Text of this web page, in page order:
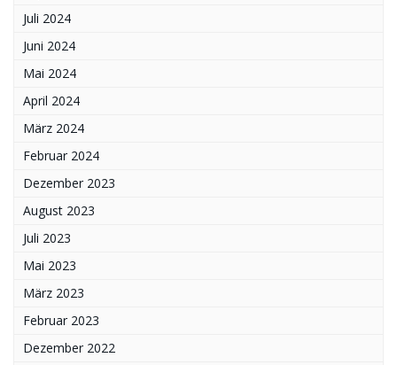
Juli 2024
Juni 2024
Mai 2024
April 2024
März 2024
Februar 2024
Dezember 2023
August 2023
Juli 2023
Mai 2023
März 2023
Februar 2023
Dezember 2022